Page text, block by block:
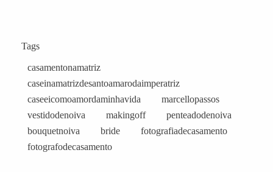
Tags
casamentonamatriz
caseinamatrizdesantoamarodaimperatriz
caseeicomoamordaminhavida
marcellopassos
vestidodenoiva
makingoff
penteadodenoiva
bouquetnoiva
bride
fotografiadecasamento
fotografodecasamento